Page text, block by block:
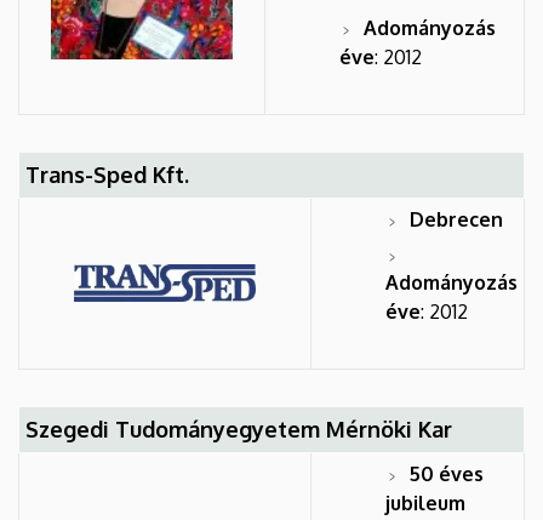
Adományozás
éve: 2012
Trans-Sped Kft.
Debrecen
Adományozás
éve: 2012
Szegedi Tudományegyetem Mérnöki Kar
50 éves
jubileum